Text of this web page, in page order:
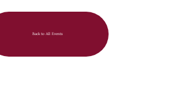
Back to All Events